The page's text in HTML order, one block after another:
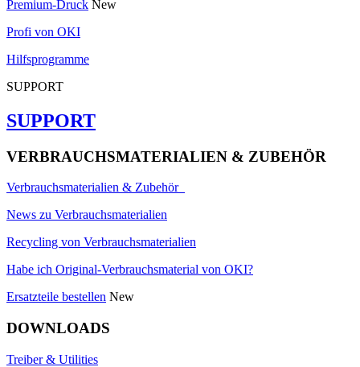
Premium-Druck New
Profi von OKI
Hilfsprogramme
SUPPORT
SUPPORT
VERBRAUCHSMATERIALIEN & ZUBEHÖR
Verbrauchsmaterialien & Zubehör
News zu Verbrauchsmaterialien
Recycling von Verbrauchsmaterialien
Habe ich Original-Verbrauchsmaterial von OKI?
Ersatzteile bestellen New
DOWNLOADS
Treiber & Utilities